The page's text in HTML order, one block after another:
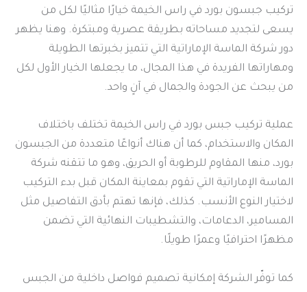
تركيب جبسون بورد في راس الخيمة خيارًا مثاليًا لكل من
يسعى لتجديد مساحاته بطريقة عصرية ومبتكرة. وهنا يظهر
دور شركة الماسة الإماراتية التي تتميز بخبرتها الطويلة
ومهاراتها الفريدة في هذا المجال، ما يجعلها الخيار الأول لكل
من يبحث عن الجودة والجمال في آنٍ واحد.
عملية تركيب جبس بورد في راس الخيمة تختلف باختلاف
المكان والاستخدام، كما أن هناك أنواعًا متعددة من الجبسون
بورد، منها المقاوم للرطوبة أو الحريق، وهو ما تتقنه شركة
الماسة الإماراتية التي تقوم بمعاينة المكان قبل بدء التركيب
لاختيار النوع الأنسب. كذلك، فإنها تهتم بأدق التفاصيل مثل
المسامير، الدعامات، والتشطيبات النهائية التي تضمن
مظهرًا احترافيًا وعمرًا طويلًا.
كما توفّر الشركة إمكانية تصميم فواصل داخلية من الجبس